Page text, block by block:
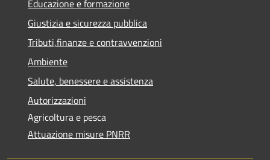
Educazione e formazione
Giustizia e sicurezza pubblica
Tributi,finanze e contravvenzioni
Ambiente
Salute, benessere e assistenza
Autorizzazioni
Agricoltura e pesca
Attuazione misure PNRR